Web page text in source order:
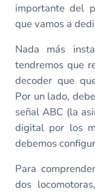
importante del
que vamos a
Nada más
tendremos que
decoder que
Por un lado,
señal ABC (la
digital por los
debemos
Para
dos